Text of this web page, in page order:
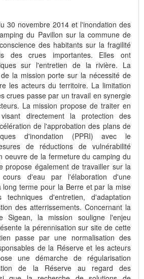
30 novembre 2014 et l'inondation des
du Pavillon sur la commune de
des habitants sur la fragilité
des crues importantes. Elles ont
sur l'entretien de la rivière. La
la mission porte sur la nécessité de
les acteurs du territoire. La limitation
crues passe par un travail en synergie
La mission propose de traiter en
directement la protection des
de l'approbation des plans de
d'inondation (PPRI) avec le
de réductions de vulnérabilité
oeuvre de la fermeture du camping du
propose également de travailler sur la
d'eau par l'élaboration d'une
long terme pour la Berre et par la mise
d'entretien, d'adaptation
des atterrissements. Concernant la
Sigean, la mission souligne l'enjeu
la pérennisation sur site de cette
passe par une normalisation des
de la Réserve et les acteurs
une démarche de régularisation
de la Réserve au regard des